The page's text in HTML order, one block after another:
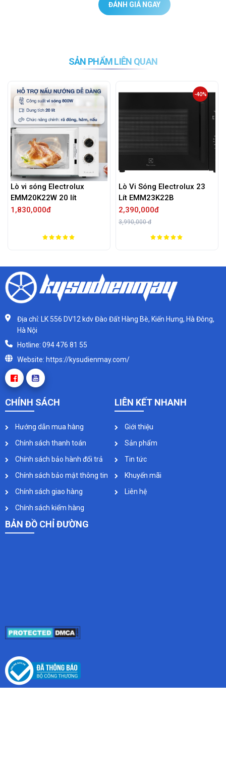
ĐÁNH GIÁ NGAY
SẢN PHẨM LIÊN QUAN
Lò vi sóng Electrolux
EMM20K22W 20 lít
1,830,000đ
Lò Vi Sóng Electrolux 23
Lít EMM23K22B
2,390,000đ
3,990,000 đ
-40%
Địa chỉ: LK 556 DV12 kdv Đào Đất Hàng Bè, Kiến Hưng, Hà Đông,
Hà Nội
Hotline: 094 476 81 55
Website: https://kysudienmay.com/
CHÍNH SÁCH
Hướng dẫn mua hàng
Chính sách thanh toán
Chính sách bảo hành đổi trả
Chính sách bảo mật thông tin
Chính sách giao hàng
Chính sách kiểm hàng
LIÊN KẾT NHANH
Giới thiệu
Sản phẩm
Tin tức
Khuyến mãi
Liên hệ
BẢN ĐỒ CHỈ ĐƯỜNG